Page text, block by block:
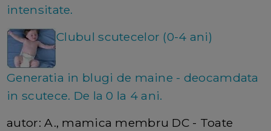
intensitate.
Clubul scutecelor (0-4 ani)
Generatia in blugi de maine - deocamdata
in scutece. De la 0 la 4 ani.
autor: A., mamica membru DC - Toate